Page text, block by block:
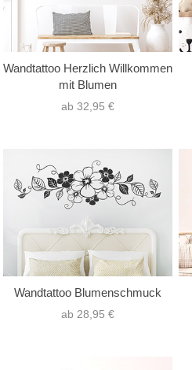
Wandtattoo Herzlich Willkommen
mit Blumen
ab 32,95 €
Wandtattoo Blumenschmuck
ab 28,95 €